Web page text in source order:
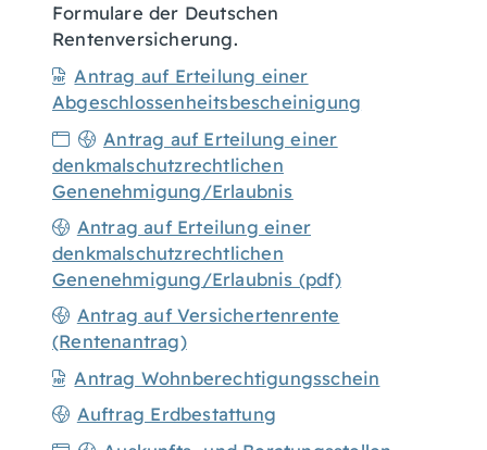
Formulare der Deutschen
Rentenversicherung.
Antrag auf Erteilung einer
Abgeschlossenheitsbescheinigung
Antrag auf Erteilung einer
denkmalschutzrechtlichen
Genenehmigung/Erlaubnis
Antrag auf Erteilung einer
denkmalschutzrechtlichen
Genenehmigung/Erlaubnis (pdf)
Antrag auf Versichertenrente
(Rentenantrag)
Antrag Wohnberechtigungsschein
Auftrag Erdbestattung